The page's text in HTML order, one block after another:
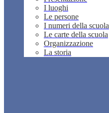
I luoghi
Le persone
I numeri della scuola
Le carte della scuola
Organizzazione
La storia